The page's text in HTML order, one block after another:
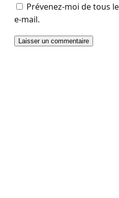
Prévenez-moi de tous
e-mail.